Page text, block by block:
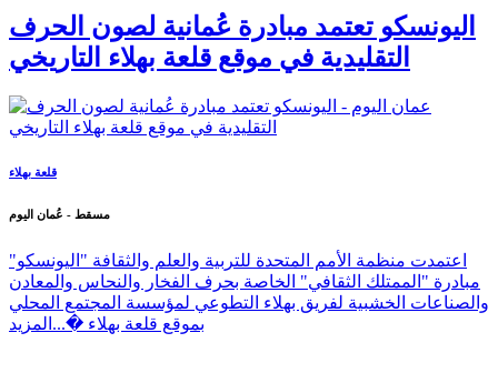
اليونسكو تعتمد مبادرة عُمانية لصون الحرف
التقليدية في موقع قلعة بهلاء التاريخي
قلعة بهلاء
مسقط - عُمان اليوم
اعتمدت منظمة الأمم المتحدة للتربية والعلم والثقافة "اليونسكو"
مبادرة "الممتلك الثقافي" الخاصة بحرف الفخار والنحاس والمعادن
والصناعات الخشبية لفريق بهلاء التطوعي لمؤسسة المجتمع المحلي
بموقع قلعة بهلاء �... المزيد